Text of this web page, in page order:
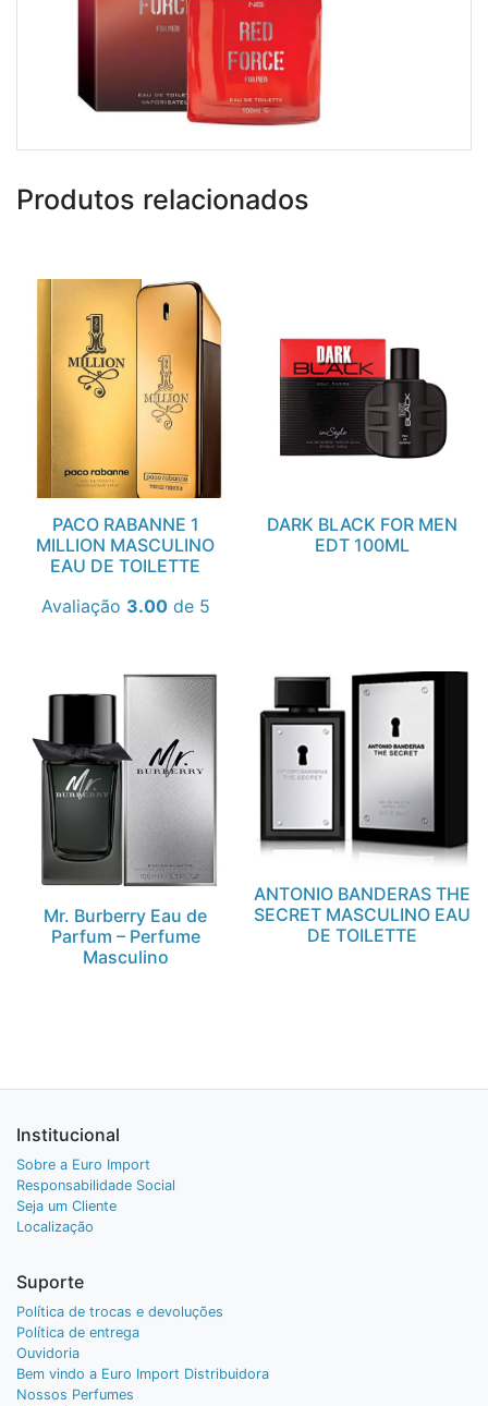
Produtos relacionados
PACO RABANNE 1
MILLION MASCULINO
EAU DE TOILETTE
Avaliação 3.00de 5
DARK BLACK FOR MEN
EDT 100ML
Mr. Burberry Eau de
Parfum – Perfume
Masculino
ANTONIO BANDERAS THE
SECRET MASCULINO EAU
DE TOILETTE
Institucional
Sobre a Euro Import
Responsabilidade Social
Seja um Cliente
Localização
Suporte
Política de trocas e devoluções
Política de entrega
Ouvidoria
Bem vindo a Euro Import Distribuidora
Nossos Perfumes